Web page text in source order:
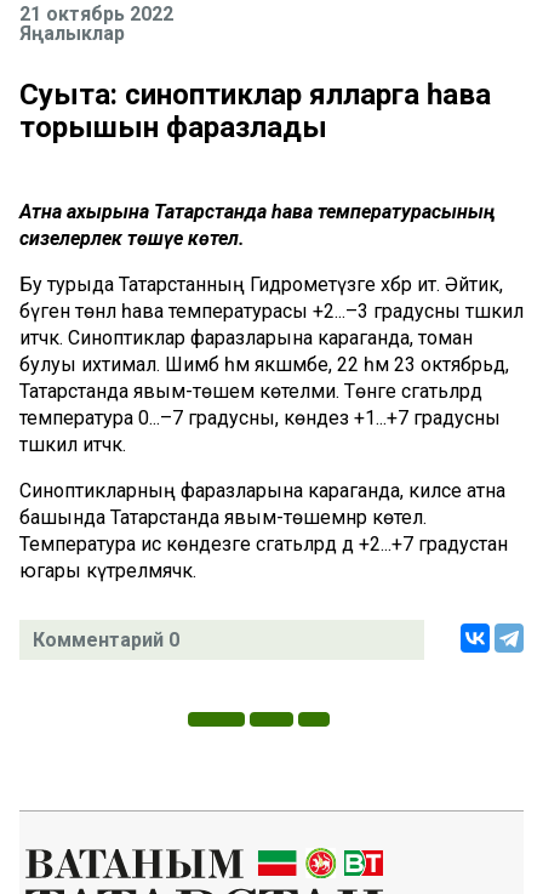
21 октябрь 2022
Яңалыклар
Суыта: синоптиклар ялларга һава
торышын фаразлады
Атна ахырына Татарстанда һава температурасының
сизелерлек төшүе көтелә.
Бу турыда Татарстанның Гидрометүзәге хәбәр итә. Әйтик,
бүген төнлә һава температурасы +2...–3 градусны тәшкил
итәчәк. Синоптиклар фаразларына караганда, томан
булуы ихтимал. Шимбә һәм якшәмбе, 22 һәм 23 октябрьдә,
Татарстанда явым-төшем көтелми. Төнге сәгатьләрдә
температура 0...–7 градусны, көндез +1...+7 градусны
тәшкил итәчәк.
Синоптикларның фаразларына караганда, киләсе атна
башында Татарстанда явым-төшемнәр көтелә.
Температура исә көндезге сәгатьләрдә дә +2...+7 градустан
югары күтәрелмәячәк.
Комментарий 0